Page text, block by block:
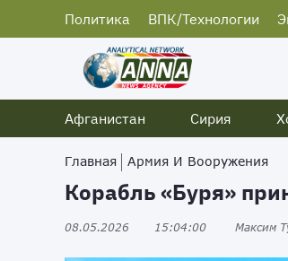
Политика ВПК/Технологии
Афганистан
Сирия
Главная Армия И Вооружения
Корабль «Буря»
08.05.2026 15:04:00 Максим